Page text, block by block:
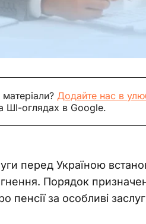
Додайте нас в
ШІ-оглядах в Google.
перед Україною
Порядок
пенсії за особливі